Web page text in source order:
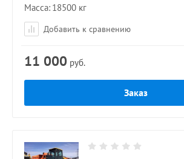
Масса 18500 кг
Добавить к сравнению
11 000 руб.
Заказ